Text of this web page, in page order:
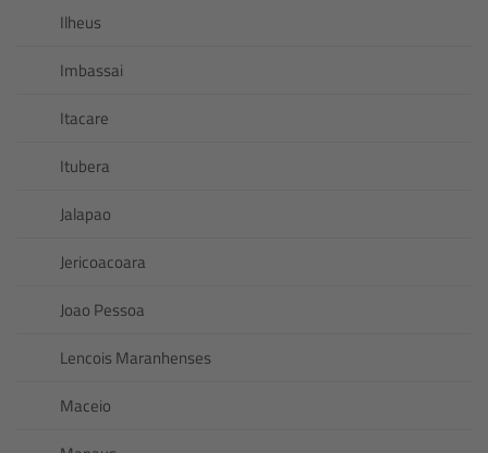
Ilheus
Imbassai
Itacare
Itubera
Jalapao
Jericoacoara
Joao Pessoa
Lencois Maranhenses
Maceio